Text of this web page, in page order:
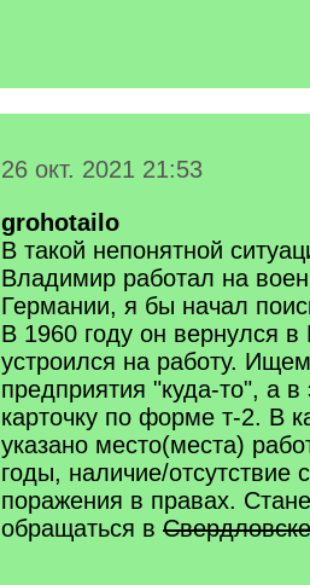
26 окт. 2021 21:53
grohotailo
В такой непонятной
Владимир работал на
Германии, я бы начал
В 1960 году он вернулся
устроился на работу.
предприятия "куда-то", а в
карточку по форме т-2. В
указано место(места)
годы, наличие/отсутствие
поражения в правах.
обращаться в Свердловске